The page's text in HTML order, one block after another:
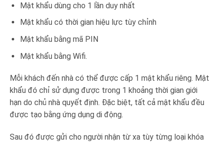
Mật khẩu dùng cho 1 lần duy nhất
Mật khẩu có thời gian hiệu lực tùy chỉnh
Mật khẩu bằng mã PIN
Mật khẩu bằng Wifi.
Mỗi khách đến nhà có thể được cấp 1 mật khẩu riêng. Mật
khẩu đó chỉ sử dụng được trong 1 khoảng thời gian giới
hạn do chủ nhà quyết định. Đặc biệt, tất cả mật khẩu đều
được tạo bằng ứng dụng di động.
Sau đó được gửi cho người nhận từ xa tùy từng loại khóa